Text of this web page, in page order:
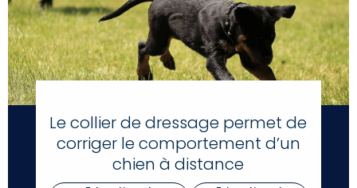
Le collier de dressage permet de
corriger le comportement d’un
chien à distance